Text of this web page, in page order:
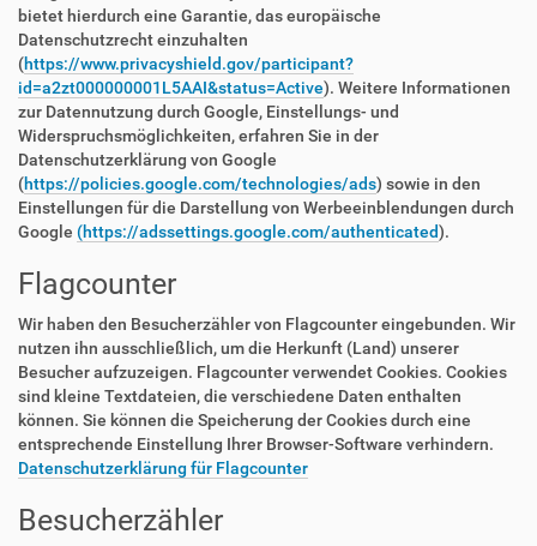
bietet hierdurch eine Garantie, das europäische
Datenschutzrecht einzuhalten
(https://www.privacyshield.gov/participant?
id=a2zt000000001L5AAI&status=Active). Weitere Informationen
zur Datennutzung durch Google, Einstellungs- und
Widerspruchsmöglichkeiten, erfahren Sie in der
Datenschutzerklärung von Google
(https://policies.google.com/technologies/ads) sowie in den
Einstellungen für die Darstellung von Werbeeinblendungen durch
Google (https://adssettings.google.com/authenticated).
Flagcounter
Wir haben den Besucherzähler von Flagcounter eingebunden. Wir
nutzen ihn ausschließlich, um die Herkunft (Land) unserer
Besucher aufzuzeigen. Flagcounter verwendet Cookies. Cookies
sind kleine Textdateien, die verschiedene Daten enthalten
können. Sie können die Speicherung der Cookies durch eine
entsprechende Einstellung Ihrer Browser-Software verhindern.
Datenschutzerklärung für Flagcounter
Besucherzähler